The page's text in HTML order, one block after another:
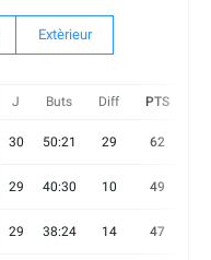
Extèrieur
J Buts Diff PTS
30 50:21 29 62
29 40:30 10 49
29 38:24 14 47